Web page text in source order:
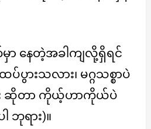
ာ နေတဲ့အခါကျလို့ရှိရင်
ပွားသလား၊ မဂ္ဂသစ္စာပဲ
း ဆိုတာ ကိုယ့်ဟာကိုယ်ပဲ
ဘုရား)။